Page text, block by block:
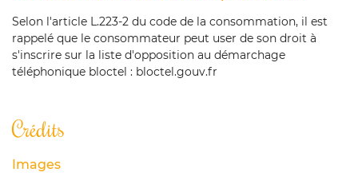
Accueil
& pâtisserie
Une
Selon l'article L.223-2 du code de la consommation, il est
rappelé que le consommateur peut user de son droit à
s'inscrire sur la liste d'opposition au démarchage
téléphonique bloctel : bloctel.gouv.fr
Crédits
Images